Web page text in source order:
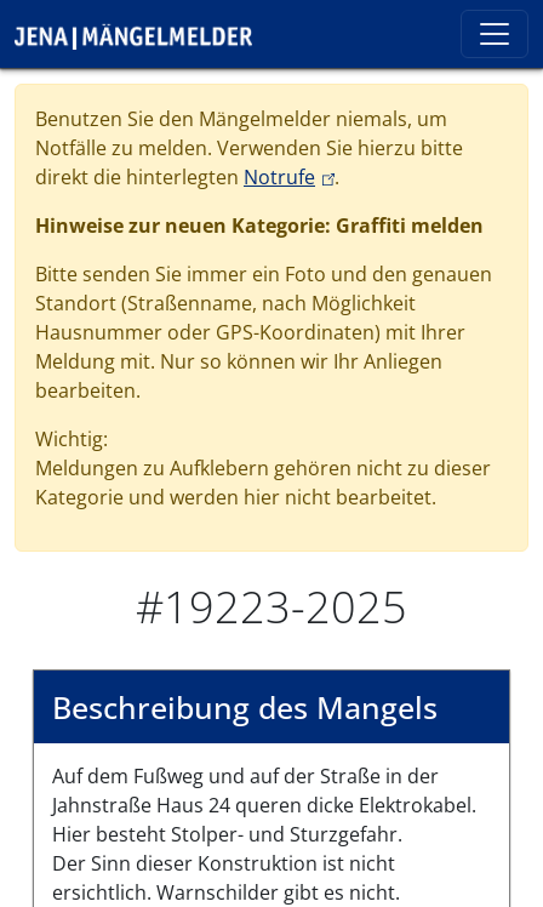
Benutzen Sie den Mängelmelder niemals, um
Notfälle zu melden. Verwenden Sie hierzu bitte
direkt die hinterlegten Notrufe(link is external)
.
Hinweise zur neuen Kategorie: Graffiti melden
Bitte senden Sie immer ein Foto und den genauen
Standort (Straßenname, nach Möglichkeit
Hausnummer oder GPS-Koordinaten) mit Ihrer
Meldung mit. Nur so können wir Ihr Anliegen
bearbeiten.
Wichtig:
Meldungen zu Aufklebern gehören nicht zu dieser
Kategorie und werden hier nicht bearbeitet.
#19223-2025
Beschreibung des Mangels
Auf dem Fußweg und auf der Straße in der
Jahnstraße Haus 24 queren dicke Elektrokabel.
Hier besteht Stolper- und Sturzgefahr.
Der Sinn dieser Konstruktion ist nicht
ersichtlich. Warnschilder gibt es nicht.